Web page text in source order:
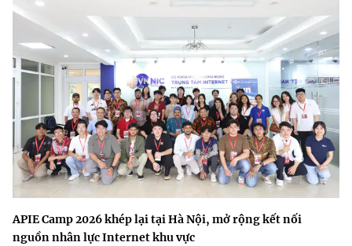
APIE Camp 2026 khép lại tại Hà Nội, mở rộng kết nối
nguồn nhân lực Internet khu vực